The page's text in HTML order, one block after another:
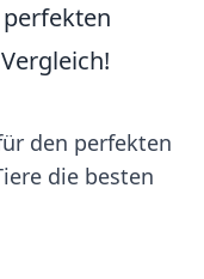
den perfekten
die besten